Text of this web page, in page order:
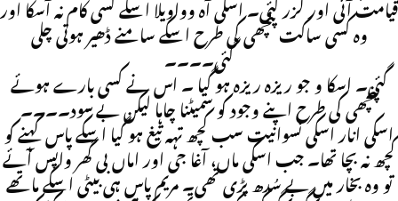
قیامت آئی اور گزر گئی۔ اسکی آہ وواویلا اسکے کسی کام نہ آسکا اور
وہ کسی ساکت پنچھی کی طرح اسکے سامنے ڈھیر ہوتی چلی
گئی۔۔۔۔
گئی۔ اسکا و جو ریزہ ریزہ ہو گیا ۔ اس نے کسی بارے ہوئے
پنچھی کی طرح اپنے وجود کو سمیٹنا چاہا لیکن بے سود۔۔۔۔
اسکی انار اسکی نسوانیت سب کچھ تہہ تیغ ہو گیا اسکے پاس کہنے کو
کچھ نہ بچا تھا۔ جب اسکی ماں، آغا جی اور اماں بی گھر واپس آئے
تو وہ بخار میں بے سُدھ پڑی تھی۔ مریم پاس ہی بیٹی اسکے ماتھے